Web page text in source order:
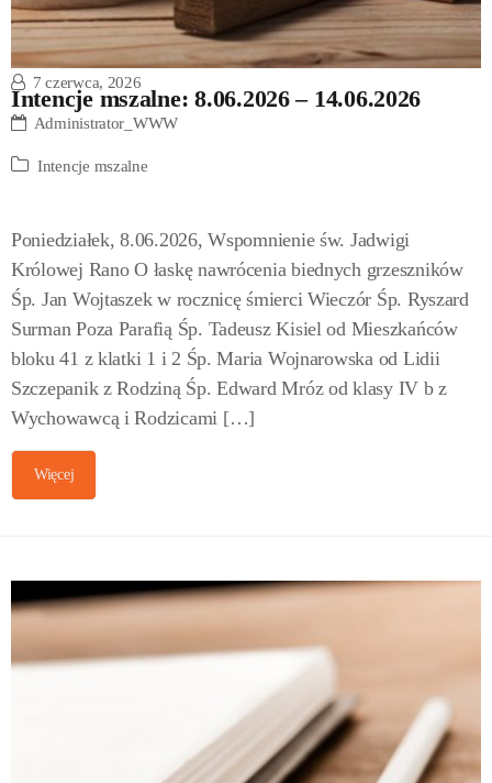
Intencje mszalne: 8.06.2026 – 14.06.2026
7 czerwca, 2026
Administrator_WWW
Intencje mszalne
Poniedziałek, 8.06.2026, Wspomnienie św. Jadwigi
Królowej Rano O łaskę nawrócenia biednych grzeszników
Śp. Jan Wojtaszek w rocznicę śmierci Wieczór Śp. Ryszard
Surman Poza Parafią Śp. Tadeusz Kisiel od Mieszkańców
bloku 41 z klatki 1 i 2 Śp. Maria Wojnarowska od Lidii
Szczepanik z Rodziną Śp. Edward Mróz od klasy IV b z
Wychowawcą i Rodzicami […]
Więcej